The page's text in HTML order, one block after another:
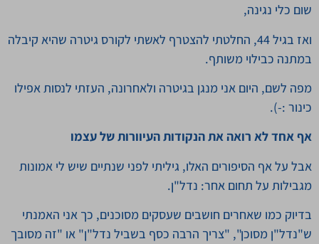
שום כלי נגינה,
ואז בגיל 44, החלטתי להצטרף לאשתי לקורס גיטרה שהיא קיבלה
במתנה כבילוי משותף.
מפה לשם, היום אני מנגן בגיטרה ולאחרונה, העזתי לנסות אפילו
כינור :-).
אף אחד לא רואה את הנקודות העיוורות של עצמו
אבל על אף הסיפורים האלו, גיליתי לפני שנתיים שיש לי אמונות
מגבילות על תחום אחר: נדל"ן.
בדיוק כמו שאחרים חושבים שעסקים מסוכנים, כך אני האמנתי
ש"נדל"ן מסוכן", "צריך הרבה כסף בשביל נדל"ן" או "זה מסובך